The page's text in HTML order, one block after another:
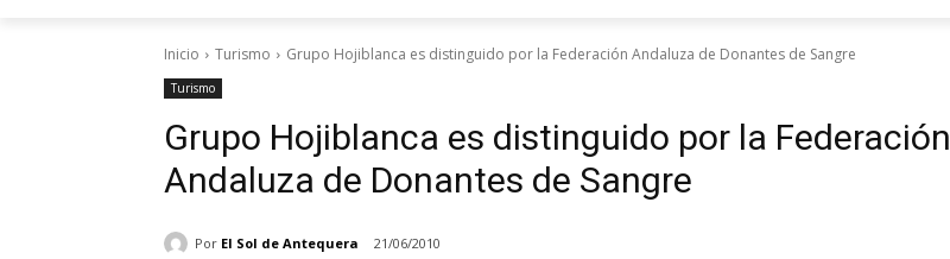
Inicio Turismo Grupo Hojiblanca es distinguido por la Federación Andaluza de Donantes de Sangre
Turismo
Grupo Hojiblanca es distinguido por la Federación
Andaluza de Donantes de Sangre
Por El Sol de Antequera 21/06/2010